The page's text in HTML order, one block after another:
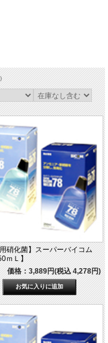
硝化菌】スーパーバイコム
ｍＬ】
価格：3,889円(税込 4,278円)